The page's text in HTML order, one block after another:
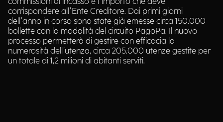
corrispondere all’Ente Creditore. Dai primi giorni
dell’anno in corso sono state già emesse circa 150.000
bollette con la modalità del circuito PagoPa. Il nuovo
processo permetterà di gestire con efficacia la
numerosità dell’utenza, circa 205.000 utenze gestite per
un totale di 1,2 milioni di abitanti serviti.